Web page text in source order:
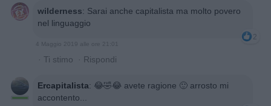
wilderness: Sarai anche capitalista ma molto povero
nel linguaggio
2
4 Maggio 2019 alle ore 21:01
· Ti stimo · Rispondi
Ercapitalista: 😂🤣😂 avete ragione 🙂 arrosto mi
accontento...